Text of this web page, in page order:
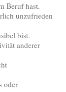
Beruf hast.
unzufrieden
bist.
anderer
oder